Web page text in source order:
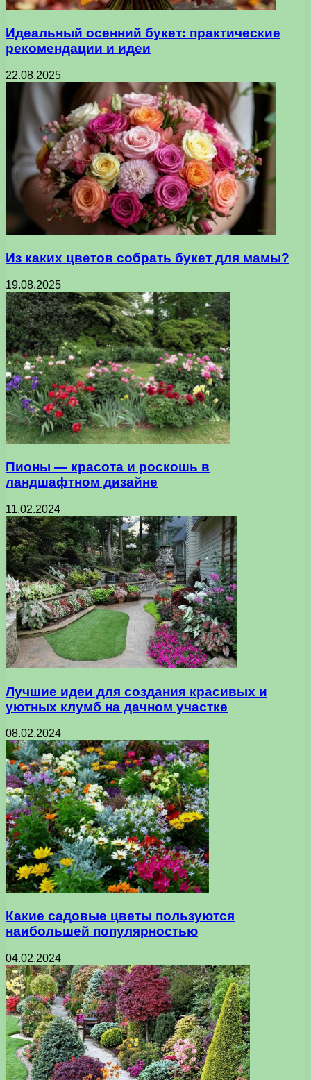
Идеальный осенний букет: практические
рекомендации и идеи
22.08.2025
Из каких цветов собрать букет для мамы?
19.08.2025
Пионы — красота и роскошь в
ландшафтном дизайне
11.02.2024
Лучшие идеи для создания красивых и
уютных клумб на дачном участке
08.02.2024
Какие садовые цветы пользуются
наибольшей популярностью
04.02.2024